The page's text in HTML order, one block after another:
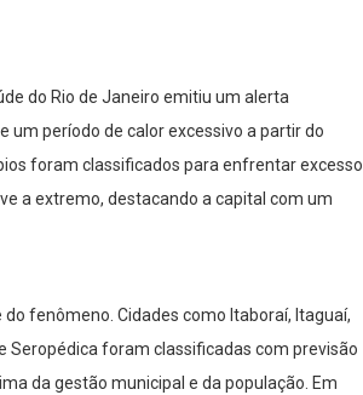
do Rio de Janeiro emitiu um alerta
um período de calor excessivo a partir do
foram classificados para enfrentar excesso
a extremo, destacando a capital com um
fenômeno. Cidades como Itaboraí, Itaguaí,
Seropédica foram classificadas com previsão
da gestão municipal e da população. Em